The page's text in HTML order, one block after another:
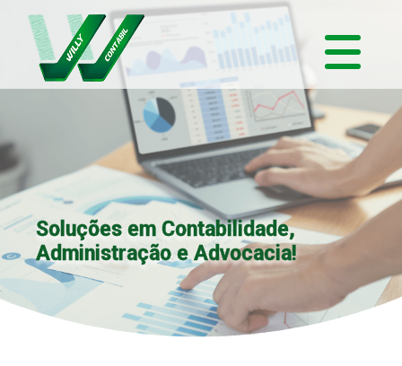
Soluções em Contabilidade,
Administração e Advocacia!